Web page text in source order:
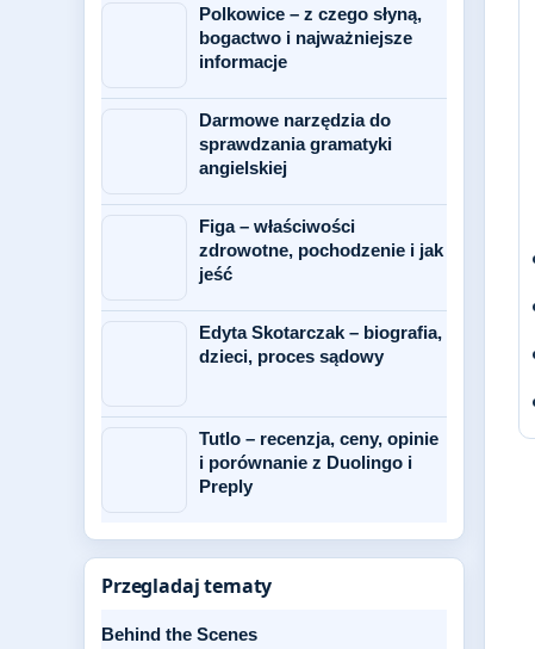
Polkowice – z czego słyną,
bogactwo i najważniejsze
informacje
Darmowe narzędzia do
sprawdzania gramatyki
angielskiej
Figa – właściwości
zdrowotne, pochodzenie i jak
jeść
Edyta Skotarczak – biografia,
dzieci, proces sądowy
Tutlo – recenzja, ceny, opinie
i porównanie z Duolingo i
Preply
Przegladaj tematy
Behind the Scenes